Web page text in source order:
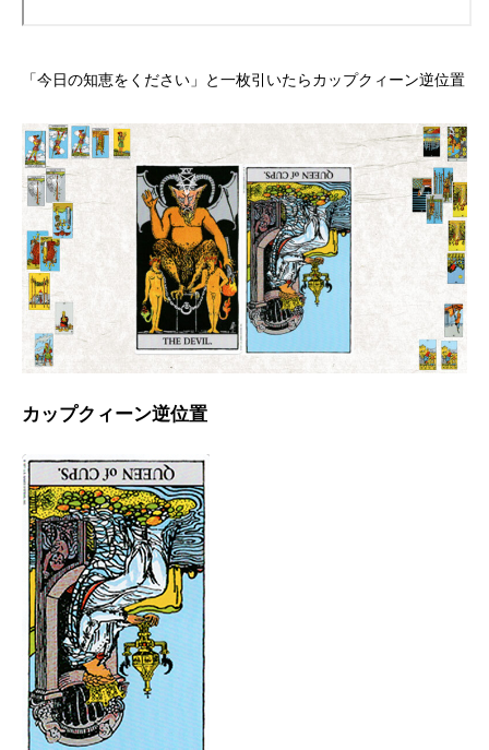
「今日の知恵をください」と一枚引いたらカップクィーン逆位置
カップクィーン逆位置